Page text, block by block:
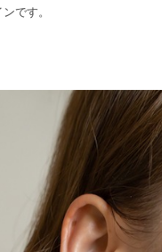
です。